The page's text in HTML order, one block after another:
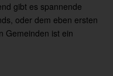
gibt es spannende
oder dem eben ersten
Gemeinden ist ein